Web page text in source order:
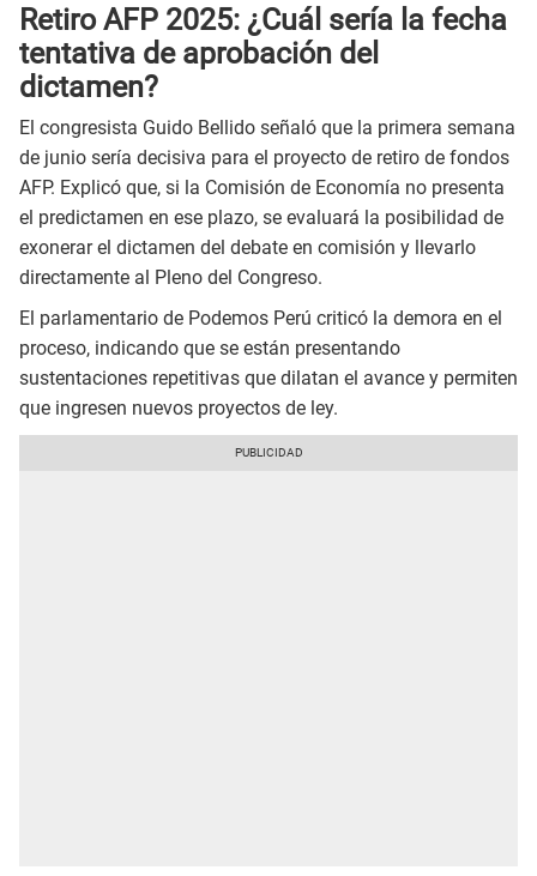
Retiro AFP 2025: ¿Cuál sería la fecha
tentativa de aprobación del
dictamen?
El congresista Guido Bellido señaló que la primera semana
de junio sería decisiva para el proyecto de retiro de fondos
AFP. Explicó que, si la Comisión de Economía no presenta
el predictamen en ese plazo, se evaluará la posibilidad de
exonerar el dictamen del debate en comisión y llevarlo
directamente al Pleno del Congreso.
El parlamentario de Podemos Perú criticó la demora en el
proceso, indicando que se están presentando
sustentaciones repetitivas que dilatan el avance y permiten
que ingresen nuevos proyectos de ley.